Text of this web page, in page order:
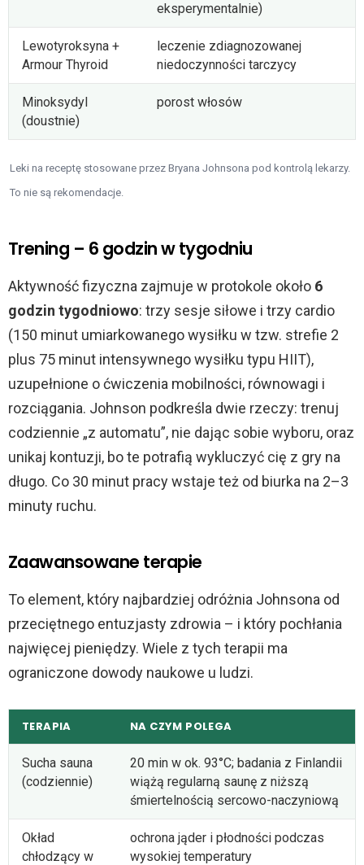
eksperymentalnie)
Lewotyroksyna +
Armour Thyroid
leczenie zdiagnozowanej
niedoczynności tarczycy
Minoksydyl
(doustnie)
porost włosów
Leki na receptę stosowane przez Bryana Johnsona pod kontrolą lekarzy.
To nie są rekomendacje.
Trening – 6 godzin w tygodniu
Aktywność fizyczna zajmuje w protokole około 6
godzin tygodniowo: trzy sesje siłowe i trzy cardio
(150 minut umiarkowanego wysiłku w tzw. strefie 2
plus 75 minut intensywnego wysiłku typu HIIT),
uzupełnione o ćwiczenia mobilności, równowagi i
rozciągania. Johnson podkreśla dwie rzeczy: trenuj
codziennie „z automatu”, nie dając sobie wyboru, oraz
unikaj kontuzji, bo te potrafią wykluczyć cię z gry na
długo. Co 30 minut pracy wstaje też od biurka na 2–3
minuty ruchu.
Zaawansowane terapie
To element, który najbardziej odróżnia Johnsona od
przeciętnego entuzjasty zdrowia – i który pochłania
najwięcej pieniędzy. Wiele z tych terapii ma
ograniczone dowody naukowe u ludzi.
TERAPIA NA CZYM POLEGA
Sucha sauna
(codziennie)
20 min w ok. 93°C; badania z Finlandii
wiążą regularną saunę z niższą
śmiertelnością sercowo-naczyniową
Okład
chłodzący w
ochrona jąder i płodności podczas
wysokiej temperatury